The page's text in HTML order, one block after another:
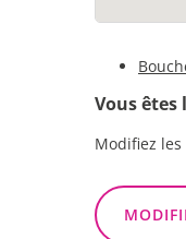
Vous êtes
Modifiez